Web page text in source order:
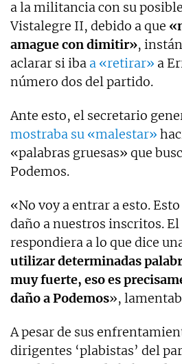
a la militancia con su
Vistalegre II, debido a que
amague con dimitir»,
aclarar si iba a «retirar» a
número dos del partido.
Ante esto, el secretario
mostraba su «malestar»
«palabras gruesas» que
Podemos.
«No voy a entrar a esto.
daño a nuestros inscritos. El
respondiera a lo que dice
utilizar determinadas
muy fuerte, eso es
daño a Podemos»,
A pesar de sus
dirigentes ‘plabistas’ del